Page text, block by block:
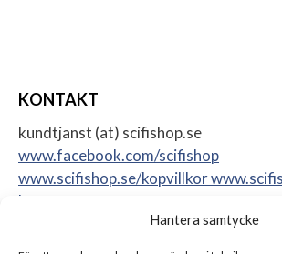
Hantera samtycke
KONTAKT
kundtjanst (at) scifishop.se
www.facebook.com/scifishop
www.scifishop.se/kopvillkor
konto